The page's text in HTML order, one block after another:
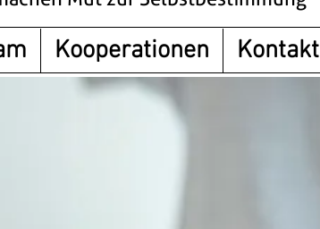
Kooperationen Kontakt